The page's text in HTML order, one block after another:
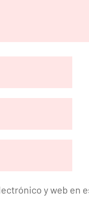
y web en